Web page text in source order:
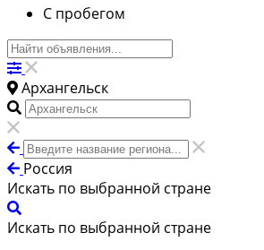
С пробегом
Архангельск
Россия
Искать по выбранной стране
Искать по выбранной стране